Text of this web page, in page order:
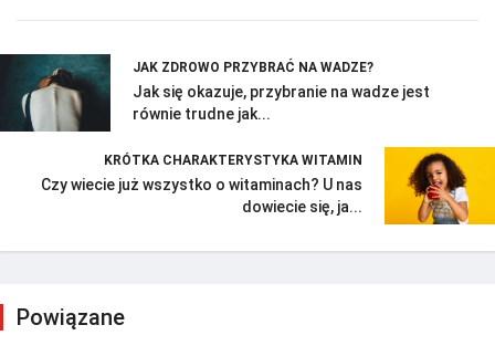
JAK ZDROWO PRZYBRAĆ NA WADZE?
Jak się okazuje, przybranie na wadze jest
równie trudne jak...
KRÓTKA CHARAKTERYSTYKA WITAMIN
Czy wiecie już wszystko o witaminach? U nas
dowiecie się, ja...
Powiązane